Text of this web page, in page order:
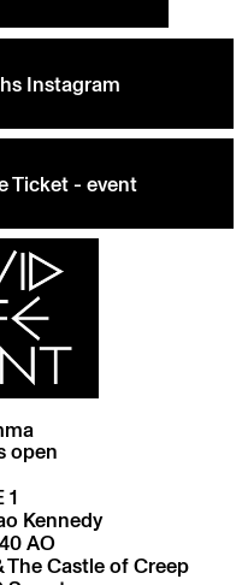
Instagram
Ticket - event
open
1
Kennedy
AO
The Castle of Creep